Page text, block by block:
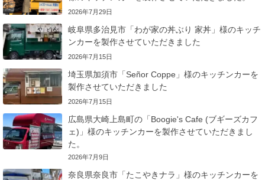
2026年7月29日
岐阜県多治見市「わが家の丼ぶり 家丼」様のキッチ
ンカーを製作させていただきました
2026年7月15日
埼玉県加須市「Señor Coppe」様のキッチンカーを
製作させていただきました
2026年7月15日
広島県大崎上島町の「Boogie's Cafe (ブギーズカフ
ェ)」様のキッチンカーを製作させていただきまし
た。
2026年7月9日
奈良県奈良市「たこやきナラ」様のキッチンカーを